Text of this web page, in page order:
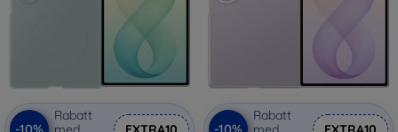
-10%
Rabatt
-10%
Rabatt